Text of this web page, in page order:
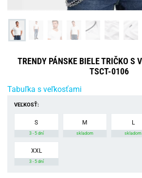
TRENDY PÁNSKE BIELE TRIČKO S
TSCT-0106
Tabuľka s veľkosťami
VEĽKOSŤ:
S
3 - 5 dní
M
skladom
L
skladom
XXL
3 - 5 dní